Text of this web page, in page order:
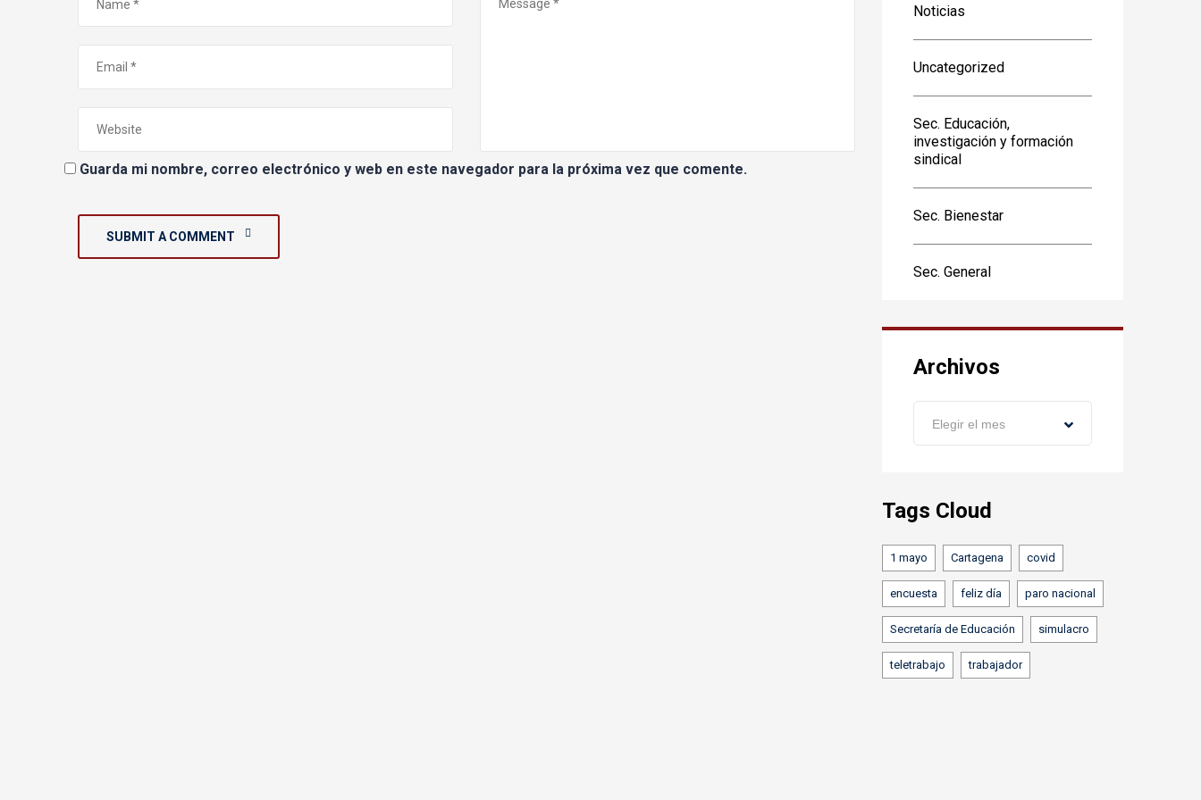
Guarda mi nombre, correo electrónico y web en este navegador para la próxima vez que comente.
SUBMIT A COMMENT
Noticias
Uncategorized
Sec. Educación,
investigación y formación
sindical
Sec. Bienestar
Sec. General
Archivos
Archivos
Elegir el mes
Tags Cloud
1 mayo Cartagena covid
encuesta feliz día paro nacional
Secretaría de Educación simulacro
teletrabajo trabajador